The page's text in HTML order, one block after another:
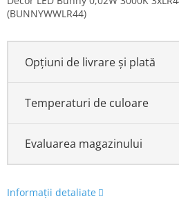
(BUNNYWWLR44)
Opțiuni de livrare și plată
Temperaturi de culoare
Evaluarea magazinului
Informaţii detaliate